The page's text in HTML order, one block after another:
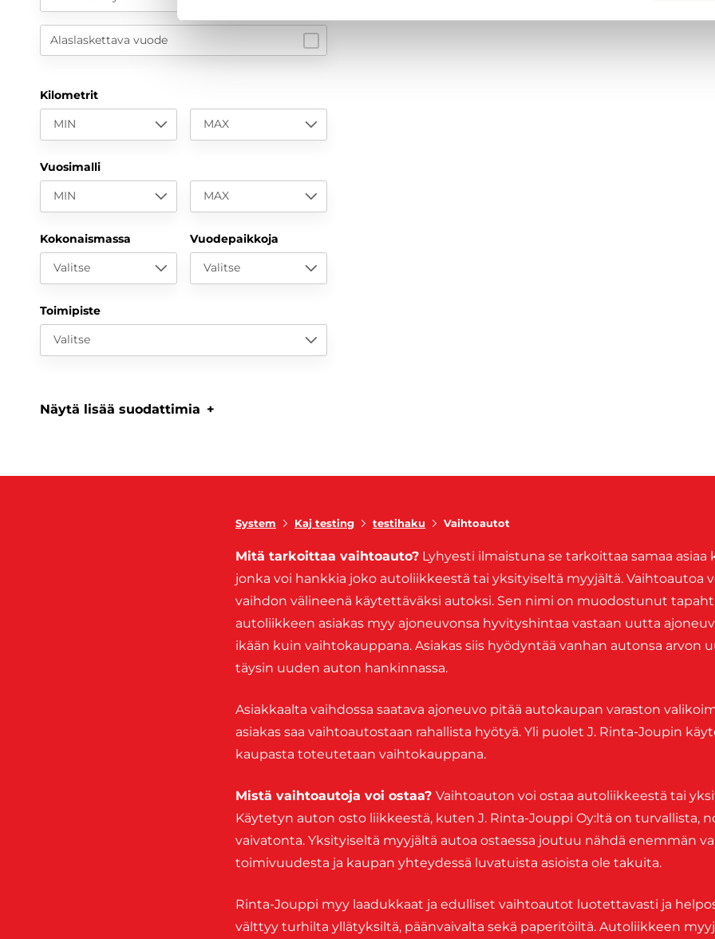
Alaslaskettava vuode
Kilometrit
MIN MAX
Vuosimalli
MIN MAX
Kokonaismassa
Valitse
Vuodepaikkoja
Valitse
Toimipiste
Valitse
Näytä lisää suodattimia
System Kaj testing testihaku Vaihtoautot
Mitä tarkoittaa vaihtoauto? Lyhyesti ilmaistuna se tarkoittaa samaa
jonka voi hankkia joko autoliikkeestä tai yksityiseltä myyjältä. Vaihtoautoa
vaihdon välineenä käytettäväksi autoksi. Sen nimi on muodostunut
autoliikkeen asiakas myy ajoneuvonsa hyvityshintaa vastaan uutta
ikään kuin vaihtokauppana. Asiakas siis hyödyntää vanhan autonsa arvon
täysin uuden auton hankinnassa.
Asiakkaalta vaihdossa saatava ajoneuvo pitää autokaupan varaston
asiakas saa vaihtoautostaan rahallista hyötyä. Yli puolet J. Rinta-Joupin
kaupasta toteutetaan vaihtokauppana.
Mistä vaihtoautoja voi ostaa? Vaihtoauton voi ostaa autoliikkeestä tai
Käytetyn auton osto liikkeestä, kuten J. Rinta-Jouppi Oy:ltä on turvallista,
vaivatonta. Yksityiseltä myyjältä autoa ostaessa joutuu nähdä enemmän
toimivuudesta ja kaupan yhteydessä luvatuista asioista ole takuita.
Rinta-Jouppi myy laadukkaat ja edulliset vaihtoautot luotettavasti ja
välttyy turhilta yllätyksiltä, päänvaivalta sekä paperitöiltä. Autoliikkeen